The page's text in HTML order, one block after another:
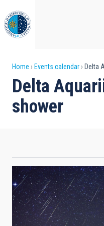
to
main
content
Breadcrumb
Home Events calendar Delta
Delta
shower